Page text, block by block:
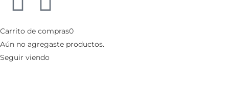
Carrito de compras0
Aún no agregaste productos.
Seguir viendo